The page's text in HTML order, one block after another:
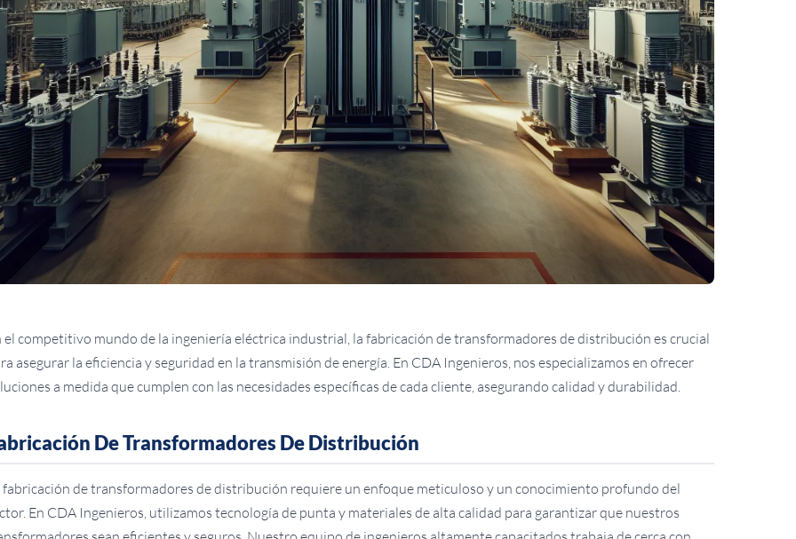
el competitivo mundo de la ingeniería eléctrica industrial, la fabricación de transformadores de distribución es crucial
asegurar la eficiencia y seguridad en la transmisión de energía. En CDA Ingenieros, nos especializamos en ofrecer
a medida que cumplen con las necesidades específicas de cada cliente, asegurando calidad y durabilidad.
De Transformadores De Distribución
fabricación de transformadores de distribución requiere un enfoque meticuloso y un conocimiento profundo del
En CDA Ingenieros, utilizamos tecnología de punta y materiales de alta calidad para garantizar que nuestros